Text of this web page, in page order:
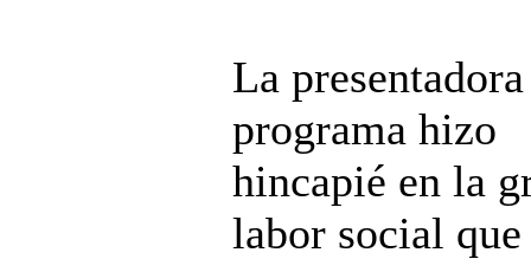
La
programa hizo
hincapié en la
labor social que